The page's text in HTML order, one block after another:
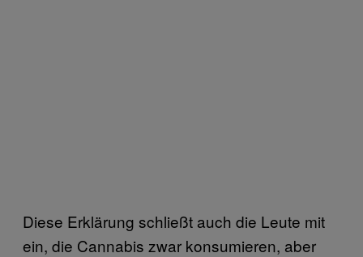
Diese Erklärung schließt auch die Leute mit
ein, die Cannabis zwar konsumieren, aber